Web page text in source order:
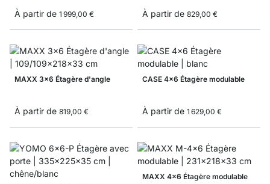
À partir de 1 999,00 € À partir de 829,00 €
MAXX 3x6 Étagère d'angle
À partir de 819,00 €
CASE 4x6 Étagère modulable
À partir de 1 629,00 €
MAXX 4x6 Étagère modulable